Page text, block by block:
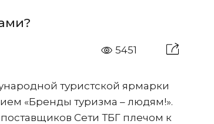
5451
туристской ярмарки
«Бренды туризма – людям!».
Сети ТБГ плечом к